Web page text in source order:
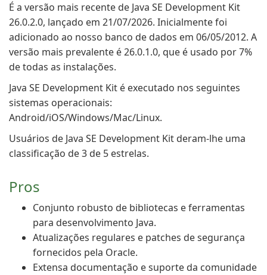
É a versão mais recente de Java SE Development Kit
26.0.2.0, lançado em 21/07/2026. Inicialmente foi
adicionado ao nosso banco de dados em 06/05/2012. A
versão mais prevalente é 26.0.1.0, que é usado por 7%
de todas as instalações.
Java SE Development Kit é executado nos seguintes
sistemas operacionais:
Android/iOS/Windows/Mac/Linux.
Usuários de Java SE Development Kit deram-lhe uma
classificação de 3 de 5 estrelas.
Pros
Conjunto robusto de bibliotecas e ferramentas
para desenvolvimento Java.
Atualizações regulares e patches de segurança
fornecidos pela Oracle.
Extensa documentação e suporte da comunidade